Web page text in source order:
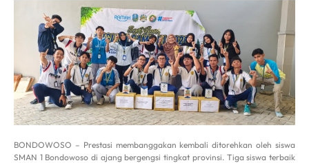
BONDOWOSO – Prestasi membanggakan kembali ditorehkan oleh siswa
SMAN 1 Bondowoso di ajang bergengsi tingkat provinsi. Tiga siswa terbaik